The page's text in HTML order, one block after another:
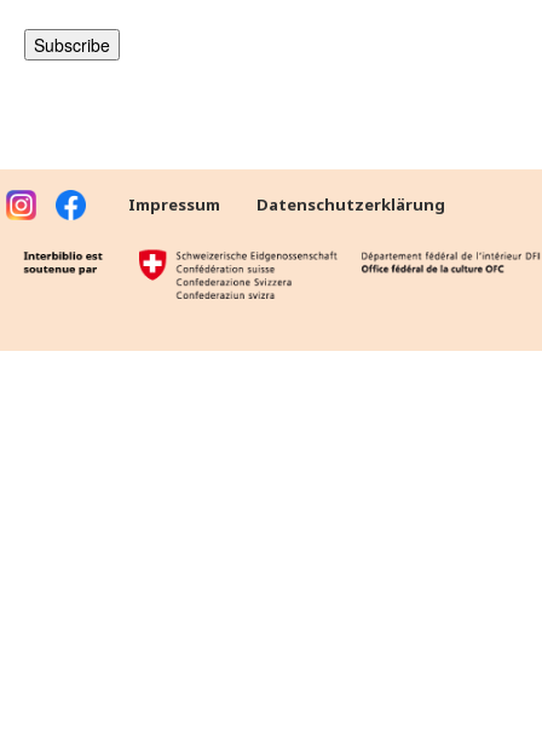
Impressum Datenschutzerklärung